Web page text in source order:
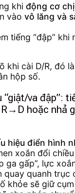
khi động cơ
vào vô lăng và
tiếng “đập” khi
khi cài D/R, đó
hộp số.
“giật/va đập”:
hoặc nhả
hiệu điển hình
xoắn đổi
ga gấp”, lực
quay quanh trục
khỏe sẽ giữ